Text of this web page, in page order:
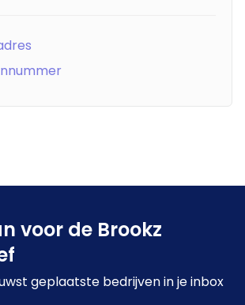
voor de Brookz
geplaatste bedrijven in je inbox